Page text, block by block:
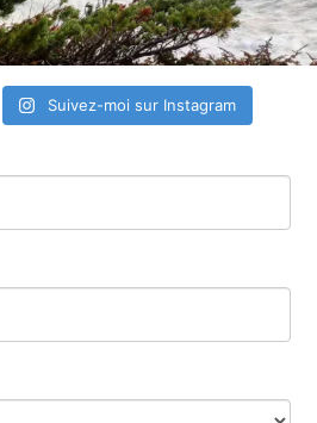
Suivez-moi sur Instagram